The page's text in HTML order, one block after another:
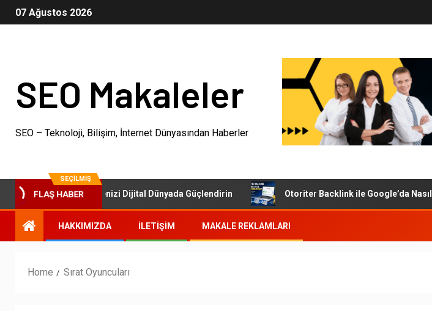
07 Ağustos 2026
SEO Makaleler
SEO – Teknoloji, Bilişim, İnternet Dünyasından Haberler
SEÇILMIŞ
FLAŞ HABER
Paketleri: İşletmenizi Dijital Dünyada Güçlendirin Otoriter Backlink ile Google’da Nasıl
HAKKIMIZDA İLETIŞIM MAKALE REKLAMLARI
Home Sırat Oyuncuları